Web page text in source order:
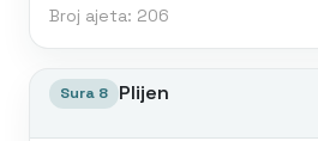
Broj ajeta: 206
Sura 8 Plijen